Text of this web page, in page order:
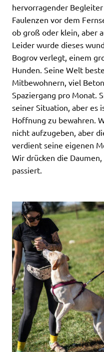
hervorragender
Faulenzen vor dem
ob groß oder klein, aber
Leider wurde dieses
Bogrov verlegt, einem
Hunden. Seine Welt
Mitbewohnern, viel
Spaziergang pro Monat.
seiner Situation, aber es
Hoffnung zu bewahren.
nicht aufzugeben, aber
verdient seine eigenen
Wir drücken die
passiert.